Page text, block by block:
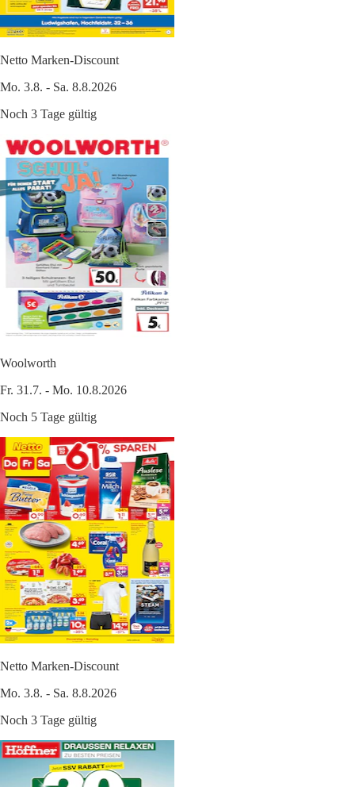
Netto Marken-Discount
Mo. 3.8. - Sa. 8.8.2026
Noch 3 Tage gültig
Woolworth
Fr. 31.7. - Mo. 10.8.2026
Noch 5 Tage gültig
Netto Marken-Discount
Mo. 3.8. - Sa. 8.8.2026
Noch 3 Tage gültig